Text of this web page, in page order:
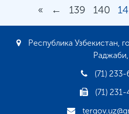
« ← 139 140
Республика Узбекистан,
Раджаби,
(71)
(71)